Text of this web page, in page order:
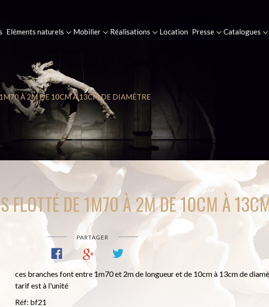
Eléments naturels Mobilier Réalisations Location Presse Catalogues
À 2M DE 10CM À 13CM DE DIAMÈTRE
FLOTTÉ DE 1M70 À 2M DE 10CM À
PARTAGER
ces branches font entre 1m70 et 2m de longueur et de 10cm à 13cm de
tarif est à l'unité
Réf: bf21